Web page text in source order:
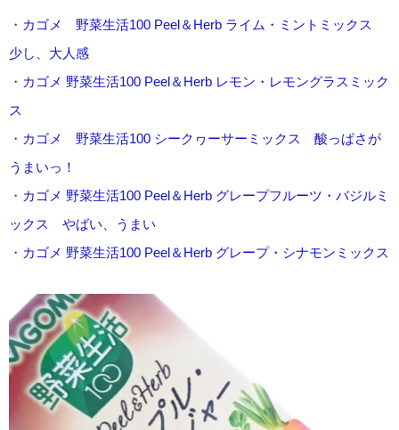
・ カゴメ 野菜生活100 Peel＆Herb ライム・ミントミックス
少し、大人感
・ カゴメ 野菜生活100 Peel＆Herb レモン・レモングラスミック
ス
・ カゴメ 野菜生活100 シークヮーサーミックス 酸っぱさが
うまいっ！
・ カゴメ 野菜生活100 Peel＆Herb グレープフルーツ・バジルミ
ックス やばい、うまい
・ カゴメ 野菜生活100 Peel＆Herb グレープ・シナモンミックス